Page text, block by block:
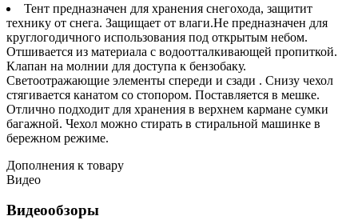
Тент предназначен для хранения снегохода, защитит
технику от снега. Защищает от влаги.Не предназначен для
круглогодичного использования под открытым небом.
Отшивается из материала с водоотталкивающей пропиткой.
Клапан на молнии для доступа к бензобаку.
Светоотражающие элементы спереди и сзади . Снизу чехол
стягивается канатом со стопором. Поставляется в мешке.
Отлично подходит для хранения в верхнем кармане сумки
багажной. Чехол можно стирать в стиральной машинке в
бережном режиме.
Дополнения к товару
Видео
Видеообзоры